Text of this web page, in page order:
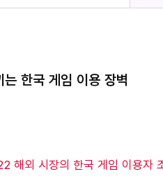
한국 게임 이용 장벽
해외 시장의 한국 게임 이용자